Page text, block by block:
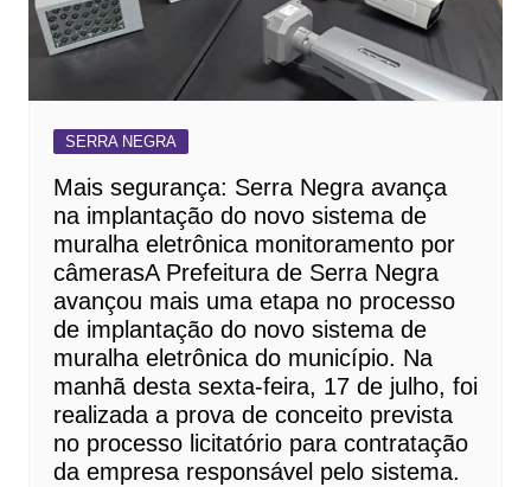
SERRA NEGRA
Mais segurança: Serra Negra avança
na implantação do novo sistema de
muralha eletrônica monitoramento por
câmerasA Prefeitura de Serra Negra
avançou mais uma etapa no processo
de implantação do novo sistema de
muralha eletrônica do município. Na
manhã desta sexta-feira, 17 de julho, foi
realizada a prova de conceito prevista
no processo licitatório para contratação
da empresa responsável pelo sistema.